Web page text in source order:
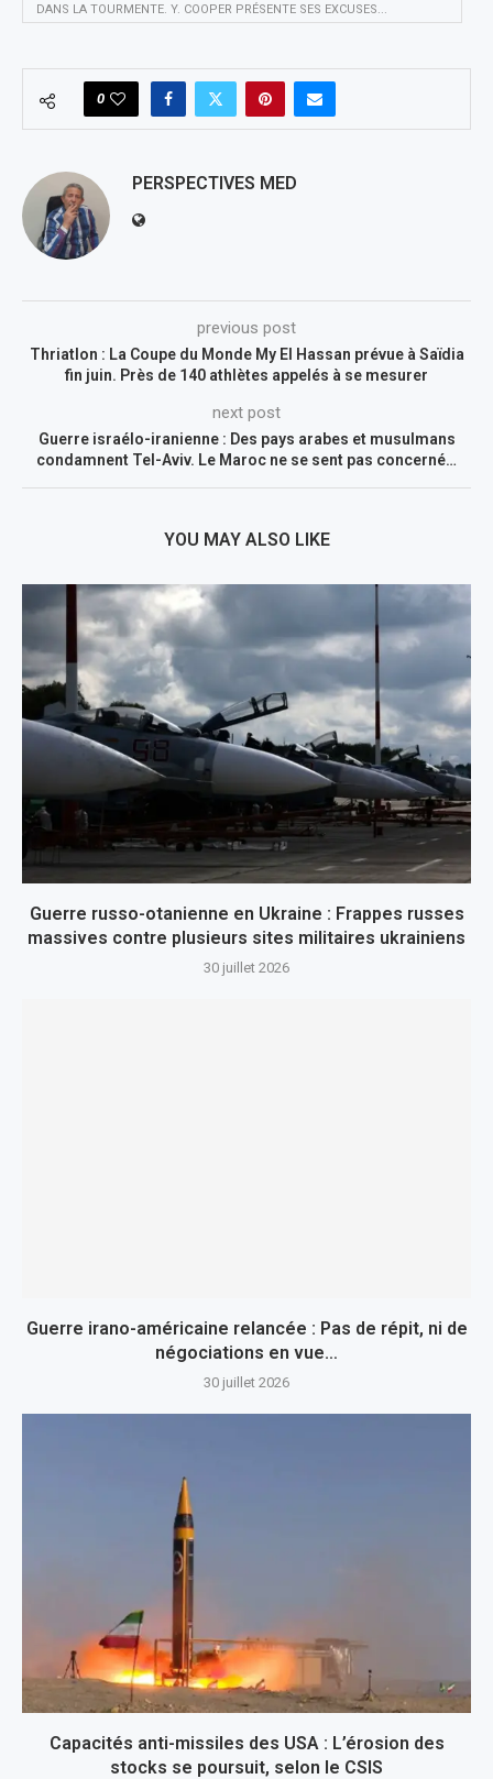
DANS LA TOURMENTE. Y. COOPER PRÉSENTE SES EXCUSES...
0
PERSPECTIVES MED
previous post
Thriatlon : La Coupe du Monde My El Hassan prévue à Saïdia
fin juin. Près de 140 athlètes appelés à se mesurer
next post
Guerre israélo-iranienne : Des pays arabes et musulmans
condamnent Tel-Aviv. Le Maroc ne se sent pas concerné…
YOU MAY ALSO LIKE
Guerre russo-otanienne en Ukraine : Frappes russes
massives contre plusieurs sites militaires ukrainiens
30 juillet 2026
Guerre irano-américaine relancée : Pas de répit, ni de
négociations en vue…
30 juillet 2026
Capacités anti-missiles des USA : L’érosion des
stocks se poursuit, selon le CSIS